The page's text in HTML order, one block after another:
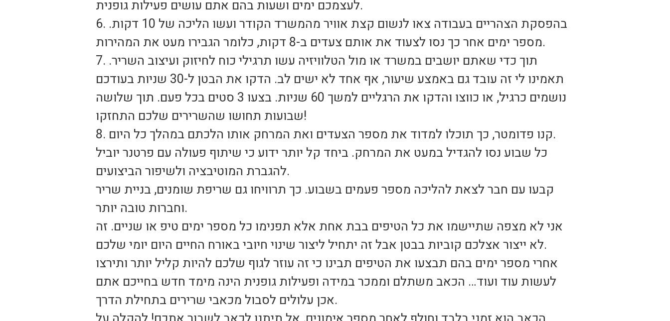
לעצמכם ימים ושעות בהם אתם עושים פעילות גופנית.
6. בהפסקת הצהריים בעבודה צאו לנשום קצת אוויר מהמשרד הקודר ועשו הליכה של 10 דקות.
מספר ימים אחר כך נסו לצעוד את אותם צעדים ב-8 דקות, כלומר הגבירו מעט את המהירות.
7. תוך כדי שאתם יושבים במשרד או מול הטלוויזיה עשו תרגילי כוח לחיזוק ועיצוב השריר.
תאמינו לי זה עובד גם באמצע שיעור, אף אחד לא ישים לב. הדקו את הבטן ל-30 שניות בעודכם
נושמים כרגיל, או כווצו והדקו את הרגליים למשך 60 שניות. בצעו 3 סטים בכל פעם. תוך שלושה
שבועות תחושו שהשרירים שלכם התחזקו!
8. קנו פדומטר, כך תוכלו למדוד את מספר הצעדים ואת המרחק אותו הלכתם במהלך כל היום.
כל שבוע נסו להגדיל במעט את המרחק. ביחד קל יותר ידוע כי שיתוף פעולה עם פרטנר יוביל
להגברת המוטיבציה ולשיפור הביצועים.
קבעו עם חבר לצאת להליכה מספר פעמים בשבוע. כך תרוויחו גם שריפת שומנים, בניית שריר
וחברות טובה יותר.
אני לא מצפה שתיישמו את כל הטיפים בבת אחת אלא תפנימו כל מספר ימים טיפ או שניים. זה
לא ייצור אצלכם קוביות בבטן אבל זה יתחיל ליצור שינוי חיובי באורח החיים היום יומי שלכם.
אחרי מספר ימים בהם תבצעו את הטיפים תבינו כי זה עוזר לגוף שלכם להיות קליל יותר ותירצו
לעשות עוד ועוד… הכאב משתלם וממכר במידה ופעילות גופנית הינה מימד חדש בחייכם אתם
אכן עלולים לסבול מכאבי שרירים בתחילת הדרך.